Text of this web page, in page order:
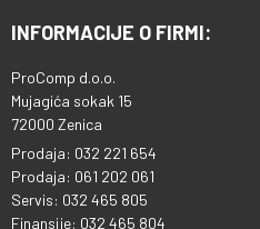
INFORMACIJE O FIRMI:
ProComp d.o.o.
Mujagića sokak 15
72000 Zenica
Prodaja: 032 221 654
Prodaja: 061 202 061
Servis: 032 465 805
Finansije: 032 465 804